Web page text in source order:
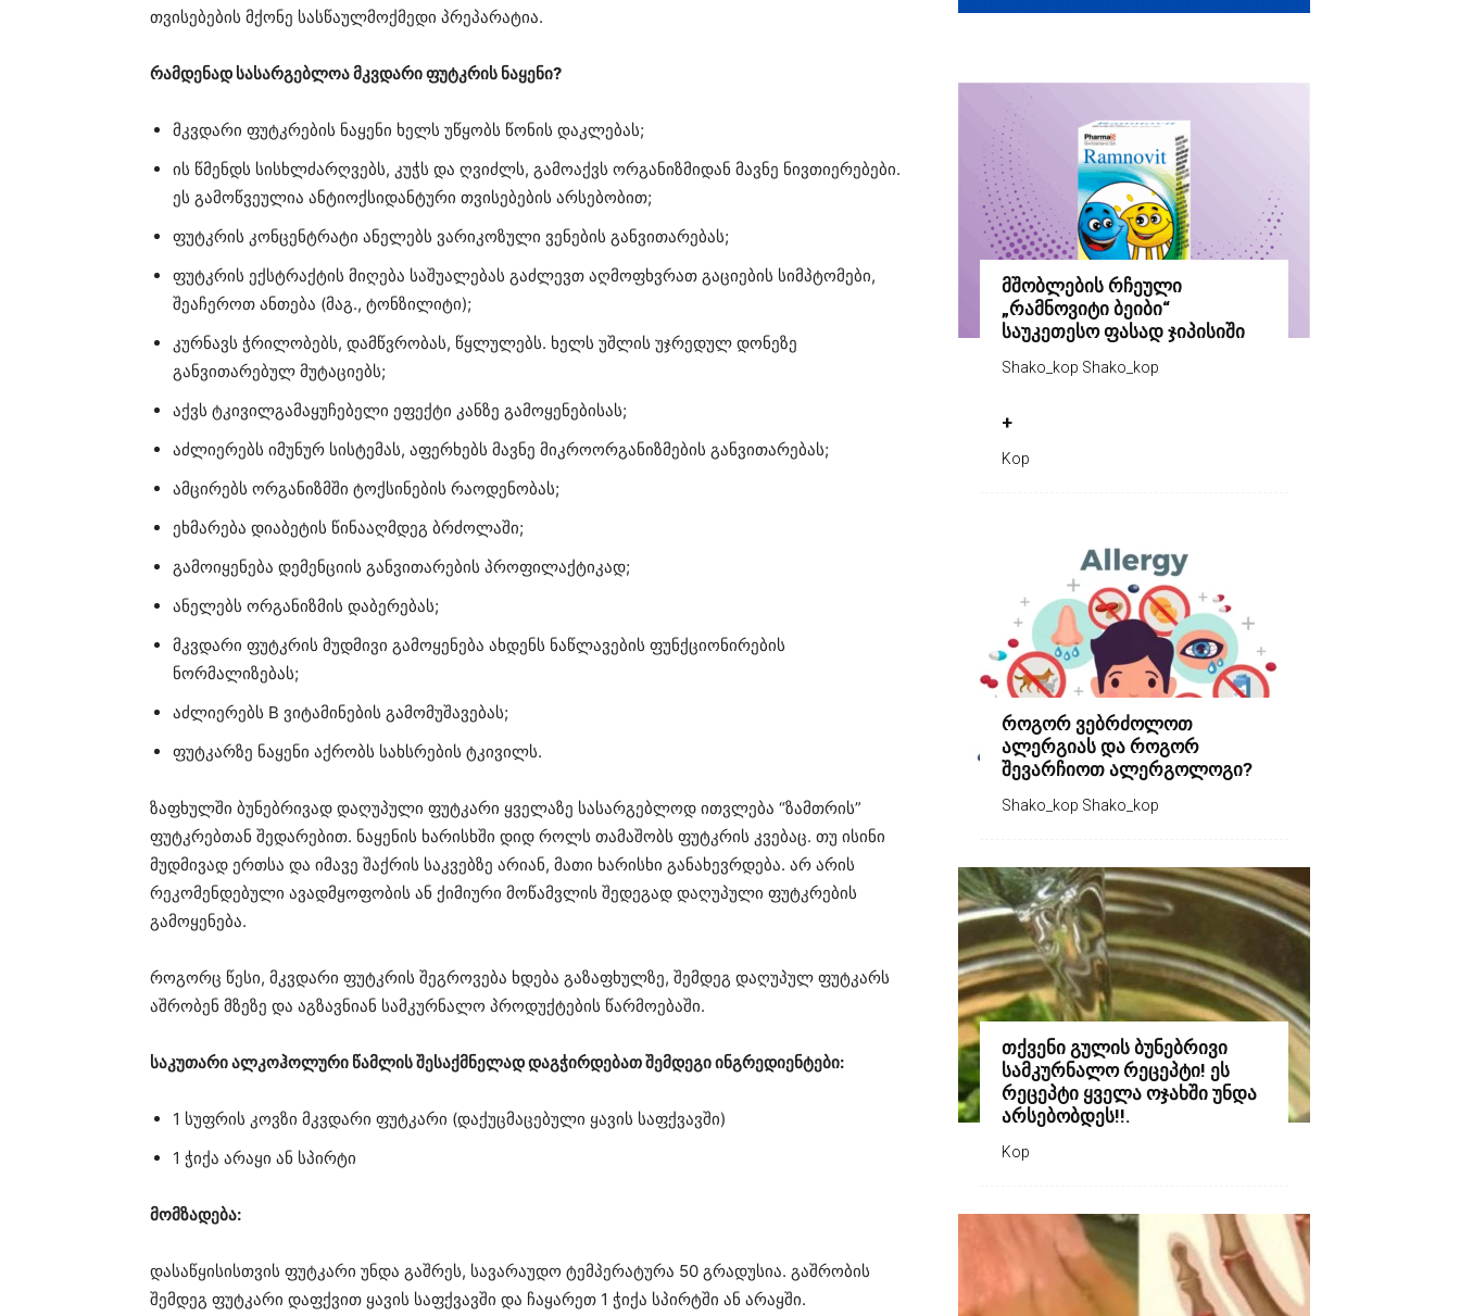
თვისებების მქონე სასწაულმოქმედი პრეპარატია.
რამდენად სასარგებლოა მკვდარი ფუტკრის ნაყენი?
მკვდარი ფუტკრების ნაყენი ხელს უწყობს წონის დაკლებას;
ის წმენდს სისხლძარღვებს, კუჭს და ღვიძლს, გამოაქვს ორგანიზმიდან მავნე ნივთიერებები.
ეს გამოწვეულია ანტიოქსიდანტური თვისებების არსებობით;
ფუტკრის კონცენტრატი ანელებს ვარიკოზული ვენების განვითარებას;
ფუტკრის ექსტრაქტის მიღება საშუალებას გაძლევთ აღმოფხვრათ გაციების სიმპტომები,
შეაჩეროთ ანთება (მაგ., ტონზილიტი);
კურნავს ჭრილობებს, დამწვრობას, წყლულებს. ხელს უშლის უჯრედულ დონეზე
განვითარებულ მუტაციებს;
აქვს ტკივილგამაყუჩებელი ეფექტი კანზე გამოყენებისას;
აძლიერებს იმუნურ სისტემას, აფერხებს მავნე მიკროორგანიზმების განვითარებას;
ამცირებს ორგანიზმში ტოქსინების რაოდენობას;
ეხმარება დიაბეტის წინააღმდეგ ბრძოლაში;
გამოიყენება დემენციის განვითარების პროფილაქტიკად;
ანელებს ორგანიზმის დაბერებას;
მკვდარი ფუტკრის მუდმივი გამოყენება ახდენს ნაწლავების ფუნქციონირების
ნორმალიზებას;
აძლიერებს B ვიტამინების გამომუშავებას;
ფუტკარზე ნაყენი აქრობს სახსრების ტკივილს.
ზაფხულში ბუნებრივად დაღუპული ფუტკარი ყველაზე სასარგებლოდ ითვლება “ზამთრის”
ფუტკრებთან შედარებით. ნაყენის ხარისხში დიდ როლს თამაშობს ფუტკრის კვებაც. თუ ისინი
მუდმივად ერთსა და იმავე შაქრის საკვებზე არიან, მათი ხარისხი განახევრდება. არ არის
რეკომენდებული ავადმყოფობის ან ქიმიური მოწამვლის შედეგად დაღუპული ფუტკრების
გამოყენება.
როგორც წესი, მკვდარი ფუტკრის შეგროვება ხდება გაზაფხულზე, შემდეგ დაღუპულ ფუტკარს
აშრობენ მზეზე და აგზავნიან სამკურნალო პროდუქტების წარმოებაში.
საკუთარი ალკოჰოლური წამლის შესაქმნელად დაგჭირდებათ შემდეგი ინგრედიენტები:
1 სუფრის კოვზი მკვდარი ფუტკარი (დაქუცმაცებული ყავის საფქვავში)
1 ჭიქა არაყი ან სპირტი
მომზადება:
დასაწყისისთვის ფუტკარი უნდა გაშრეს, სავარაუდო ტემპერატურა 50 გრადუსია. გაშრობის
შემდეგ ფუტკარი დაფქვით ყავის საფქვავში და ჩაყარეთ 1 ჭიქა სპირტში ან არაყში.
მშობლების რჩეული
„რამნოვიტი ბეიბი“
საუკეთესო ფასად ჯიპისიში
Shako_kop Shako_kop
+
Kop
როგორ ვებრძოლოთ
ალერგიას და როგორ
შევარჩიოთ ალერგოლოგი?
Shako_kop Shako_kop
თქვენი გულის ბუნებრივი
სამკურნალო რეცეპტი! ეს
რეცეპტი ყველა ოჯახში უნდა
არსებობდეს!!.
Kop